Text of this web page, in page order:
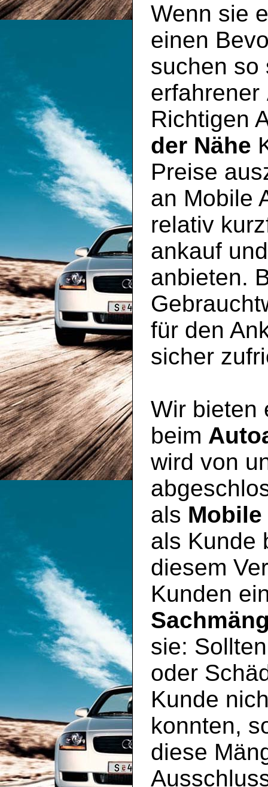
Wenn sie
einen
suchen so
erfahrener
Richtigen
der Nähe
Preise
an Mobile
relativ
ankauf
anbieten.
für den
sicher
Wir bieten
beim
wird von
als
als Kunde
diesem
Kunden
sie:
oder
Kunde
konnten,
diese